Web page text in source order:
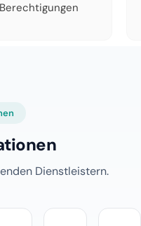
Berechtigungen
Dienstleistern.